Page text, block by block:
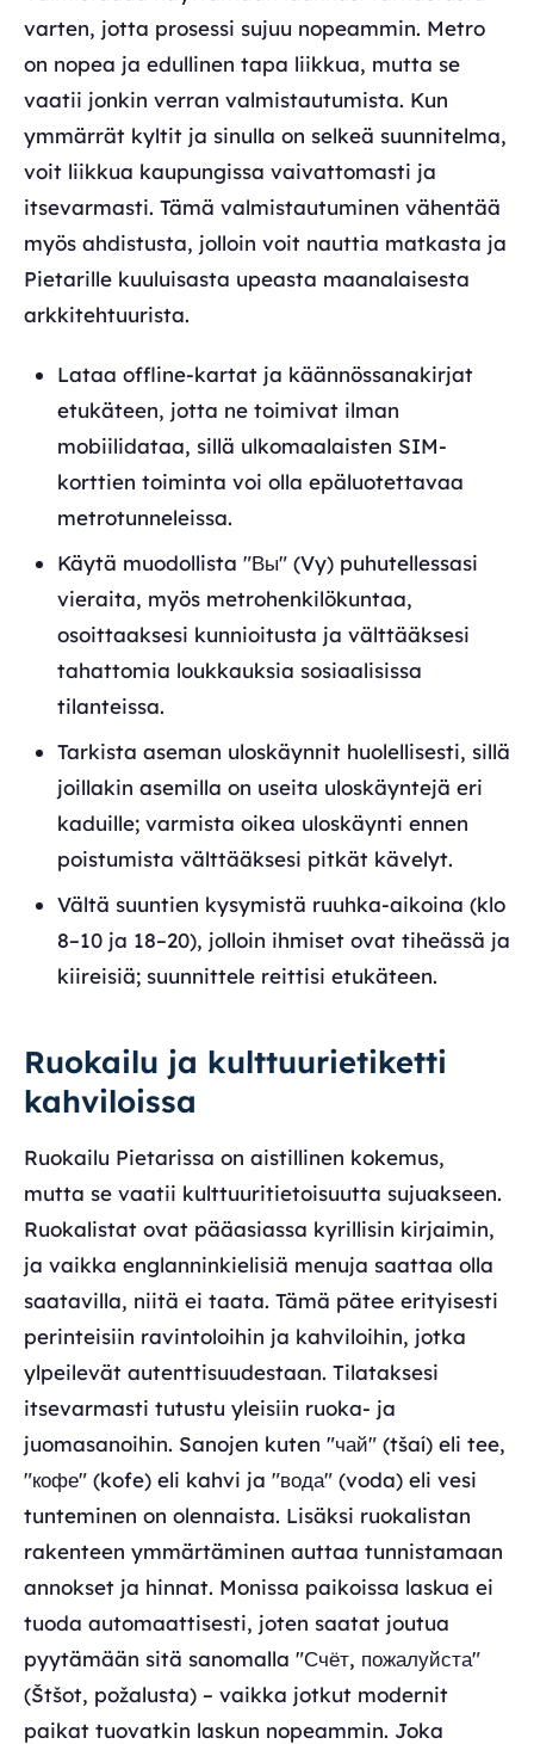
varten, jotta prosessi sujuu nopeammin. Metro
on nopea ja edullinen tapa liikkua, mutta se
vaatii jonkin verran valmistautumista. Kun
ymmärrät kyltit ja sinulla on selkeä suunnitelma,
voit liikkua kaupungissa vaivattomasti ja
itsevarmasti. Tämä valmistautuminen vähentää
myös ahdistusta, jolloin voit nauttia matkasta ja
Pietarille kuuluisasta upeasta maanalaisesta
arkkitehtuurista.
Lataa offline-kartat ja käännössanakirjat
etukäteen, jotta ne toimivat ilman
mobiilidataa, sillä ulkomaalaisten SIM-
korttien toiminta voi olla epäluotettavaa
metrotunneleissa.
Käytä muodollista "Вы" (Vy) puhutellessasi
vieraita, myös metrohenkilökuntaa,
osoittaaksesi kunnioitusta ja välttääksesi
tahattomia loukkauksia sosiaalisissa
tilanteissa.
Tarkista aseman uloskäynnit huolellisesti, sillä
joillakin asemilla on useita uloskäyntejä eri
kaduille; varmista oikea uloskäynti ennen
poistumista välttääksesi pitkät kävelyt.
Vältä suuntien kysymistä ruuhka-aikoina (klo
8–10 ja 18–20), jolloin ihmiset ovat tiheässä ja
kiireisiä; suunnittele reittisi etukäteen.
Ruokailu ja kulttuurietiketti
kahviloissa
Ruokailu Pietarissa on aistillinen kokemus,
mutta se vaatii kulttuuritietoisuutta sujuakseen.
Ruokalistat ovat pääasiassa kyrillisin kirjaimin,
ja vaikka englanninkielisiä menuja saattaa olla
saatavilla, niitä ei taata. Tämä pätee erityisesti
perinteisiin ravintoloihin ja kahviloihin, jotka
ylpeilevät autenttisuudestaan. Tilataksesi
itsevarmasti tutustu yleisiin ruoka- ja
juomasanoihin. Sanojen kuten "чай" (tšaí) eli tee,
"кофе" (kofe) eli kahvi ja "вода" (voda) eli vesi
tunteminen on olennaista. Lisäksi ruokalistan
rakenteen ymmärtäminen auttaa tunnistamaan
annokset ja hinnat. Monissa paikoissa laskua ei
tuoda automaattisesti, joten saatat joutua
pyytämään sitä sanomalla "Счёт, пожалуйста"
(Štšot, požalusta) – vaikka jotkut modernit
paikat tuovatkin laskun nopeammin. Joka